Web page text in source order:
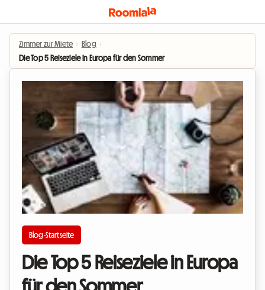
Zimmer zur Miete › Blog ›
Die Top 5 Reiseziele in Europa für den Sommer
Blog-Startseite
Die Top 5 Reiseziele in Europa